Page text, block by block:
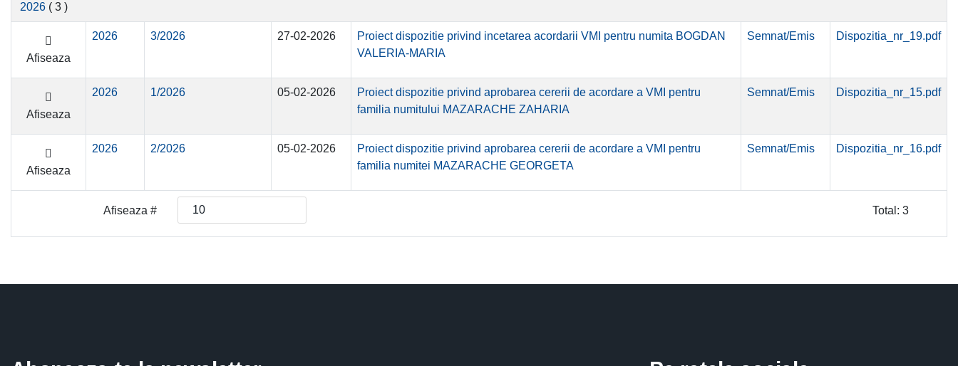
Afiseaza # Total: 3
2026 ( 3 )
Afiseaza
2026 3/2026 27-02-2026
Proiect dispozitie privind incetarea acordarii VMI pentru numita BOGDAN
VALERIA-MARIA
Semnat/Emis Dispozitia_nr_19.pdf
Afiseaza
2026 1/2026 05-02-2026
Proiect dispozitie privind aprobarea cererii de acordare a VMI pentru
familia numitului MAZARACHE ZAHARIA
Semnat/Emis Dispozitia_nr_15.pdf
Afiseaza
2026 2/2026 05-02-2026
Proiect dispozitie privind aprobarea cererii de acordare a VMI pentru
familia numitei MAZARACHE GEORGETA
Semnat/Emis Dispozitia_nr_16.pdf